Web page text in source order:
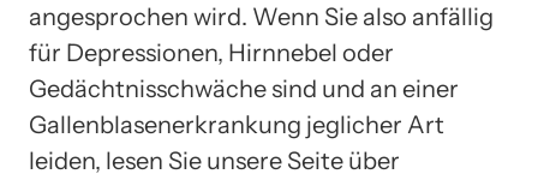
angesprochen wird. Wenn Sie also anfällig
für Depressionen, Hirnnebel oder
Gedächtnisschwäche sind und an einer
Gallenblasenerkrankung jeglicher Art
leiden, lesen Sie unsere Seite über